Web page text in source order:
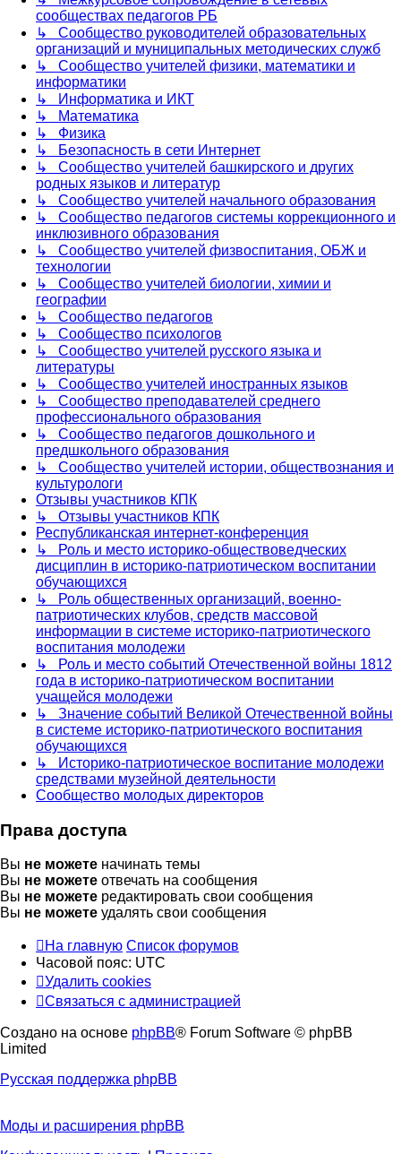
сообществах педагогов РБ
↳ Сообщество руководителей образовательных
организаций и муниципальных методических служб
↳ Сообщество учителей физики, математики и
информатики
↳ Информатика и ИКТ
↳ Математика
↳ Физика
↳ Безопасность в сети Интернет
↳ Сообщество учителей башкирского и других
родных языков и литератур
↳ Сообщество учителей начального образования
↳ Сообщество педагогов системы коррекционного и
инклюзивного образования
↳ Сообщество учителей физвоспитания, ОБЖ и
технологии
↳ Сообщество учителей биологии, химии и
географии
↳ Сообщество педагогов
↳ Сообщество психологов
↳ Сообщество учителей русского языка и
литературы
↳ Сообщество учителей иностранных языков
↳ Сообщество преподавателей среднего
профессионального образования
↳ Сообщество педагогов дошкольного и
предшкольного образования
↳ Сообщество учителей истории, обществознания и
культурологи
Отзывы участников КПК
↳ Отзывы участников КПК
Республиканская интернет-конференция
↳ Роль и место историко-обществоведческих
дисциплин в историко-патриотическом воспитании
обучающихся
↳ Роль общественных организаций, военно-
патриотических клубов, средств массовой
информации в системе историко-патриотического
воспитания молодежи
↳ Роль и место событий Отечественной войны 1812
года в историко-патриотическом воспитании
учащейся молодежи
↳ Значение событий Великой Отечественной войны
в системе историко-патриотического воспитания
обучающихся
↳ Историко-патриотическое воспитание молодежи
средствами музейной деятельности
Сообщество молодых директоров
Права доступа
Вы не можете начинать темы
Вы не можете отвечать на сообщения
Вы не можете редактировать свои сообщения
Вы не можете удалять свои сообщения
На главную Список форумов
Часовой пояс: UTC
Удалить cookies
Связаться с администрацией
Создано на основе phpBB® Forum Software © phpBB
Limited
Русская поддержка phpBB
Моды и расширения phpBB